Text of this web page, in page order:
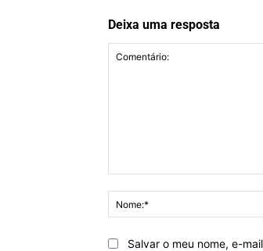
Deixa uma resposta
Salvar o meu nome, e-